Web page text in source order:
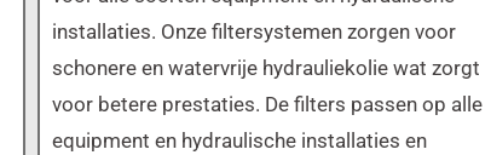
installaties. Onze filtersystemen zorgen voor
schonere en watervrije hydrauliekolie wat zorgt
voor betere prestaties. De filters passen op alle
equipment en hydraulische installaties en